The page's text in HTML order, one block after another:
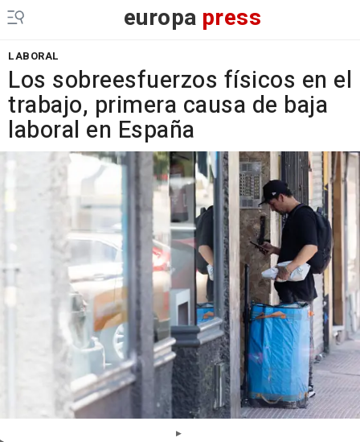
europa press
LABORAL
Los sobreesfuerzos físicos en el
trabajo, primera causa de baja
laboral en España